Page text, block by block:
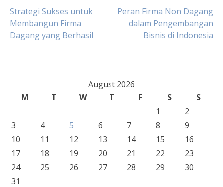
Post
navigation
Strategi Sukses untuk
Membangun Firma
Dagang yang Berhasil
Peran Firma Non Dagang
dalam Pengembangan
Bisnis di Indonesia
August 2026
M
T W T F S
S
1
2
3
4 5 6 7 8
9
10
11 12 13 14 15
16
17
18 19 20 21 22
23
24
25 26 27 28 29
30
31